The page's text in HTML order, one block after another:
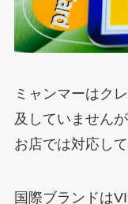
ミャンマーはク
及していません
お店では対応し
国際ブランドは